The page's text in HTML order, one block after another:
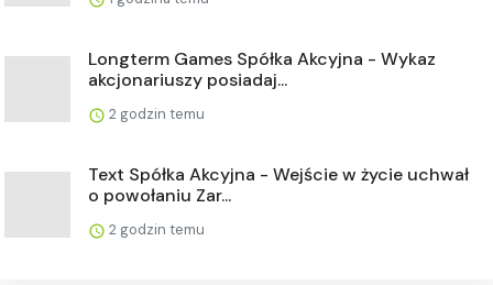
Longterm Games Spółka Akcyjna - Wykaz
akcjonariuszy posiadaj...
2 godzin temu
Text Spółka Akcyjna - Wejście w życie uchwał
o powołaniu Zar...
2 godzin temu